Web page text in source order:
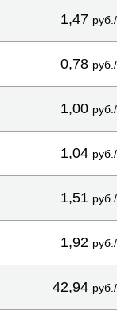
1,47
0,78
1,00
1,04
1,51
1,92
42,94